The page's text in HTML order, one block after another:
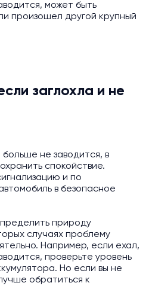
может быть
произошел другой крупный
заглохла и не
не заводится, в
спокойствие.
и по
в безопасное
природу
случаях проблему
Например, если ехал,
проверьте уровень
Но если вы не
обратиться к